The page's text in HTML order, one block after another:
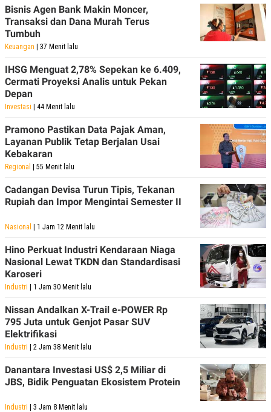
Bisnis Agen Bank Makin Moncer,
Transaksi dan Dana Murah Terus
Tumbuh
Keuangan | 37 Menit lalu
IHSG Menguat 2,78% Sepekan ke 6.409,
Cermati Proyeksi Analis untuk Pekan
Depan
Investasi | 44 Menit lalu
Pramono Pastikan Data Pajak Aman,
Layanan Publik Tetap Berjalan Usai
Kebakaran
Regional | 55 Menit lalu
Cadangan Devisa Turun Tipis, Tekanan
Rupiah dan Impor Mengintai Semester II
Nasional | 1 Jam 12 Menit lalu
Hino Perkuat Industri Kendaraan Niaga
Nasional Lewat TKDN dan Standardisasi
Karoseri
Industri | 1 Jam 30 Menit lalu
Nissan Andalkan X-Trail e-POWER Rp
795 Juta untuk Genjot Pasar SUV
Elektrifikasi
Industri | 2 Jam 38 Menit lalu
Danantara Investasi US$ 2,5 Miliar di
JBS, Bidik Penguatan Ekosistem Protein
Industri | 3 Jam 8 Menit lalu